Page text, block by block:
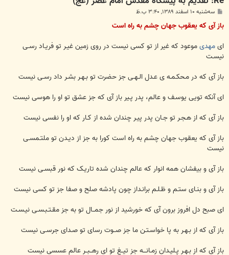
پ
ت
سه‌شنبه ۱۰ اسفند ۱۳۸۹, ۳:۴۰ ب.ظ
باز آی که یعقوب جهان چشم به راه است
ایمهدیموعود که غیر از تو کسی نیست در روی زمین غیـر تو فریـاد رسـی
نیسـت
باز آی که در مـحکـمـه ی عـدل الـهـی جز حضرت تو بـهـر بشـر داد رسـی نیست
ای آنکه تویی یوسـف و عالم، پدر پـیر باز آی که جز عشق تو او را هوسی نیست
باز آی که از هـجـر تو جـان پدر پیـر چندان شده از کـار که او را نفسی نیست
باز آی که یعقوب جهان چشم به راه است کورا به جز از دیـدن تو ملتـمسـی
نیست
باز آی و بیفشان همه انوار که عالم چندان شده تاریـک که نور قبسـی نیست
باز آی و بنـای ستـم و ظـلـم برانـداز چون پادشه صلح و صفا جز تو کسی نیست
ای صبح دل افروز برون آی که خورشید از نور جمــال تو به جز مقـتـبـسـی نیـسـت
باز آی که از بـهـر به پا خواسـتـن ما جز صــوت رسای تو صـدای جرسـی نیست
باز آی که از بـهـر پـلیـدان زمـانـــه جز تیــغ تو ای رهــبــر عالم عسسی نیست